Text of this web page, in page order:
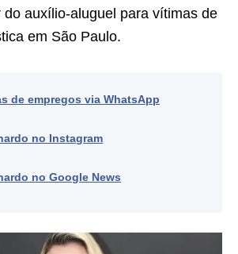
do auxílio-aluguel para vítimas de
em São Paulo.
de empregos via WhatsApp
no Instagram
no Google News